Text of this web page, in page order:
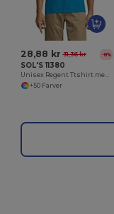
28,88 kr 31,36 kr -8%
SOL'S 11380
Unisex Regent Ttshirt med rund hals
+50 Farver